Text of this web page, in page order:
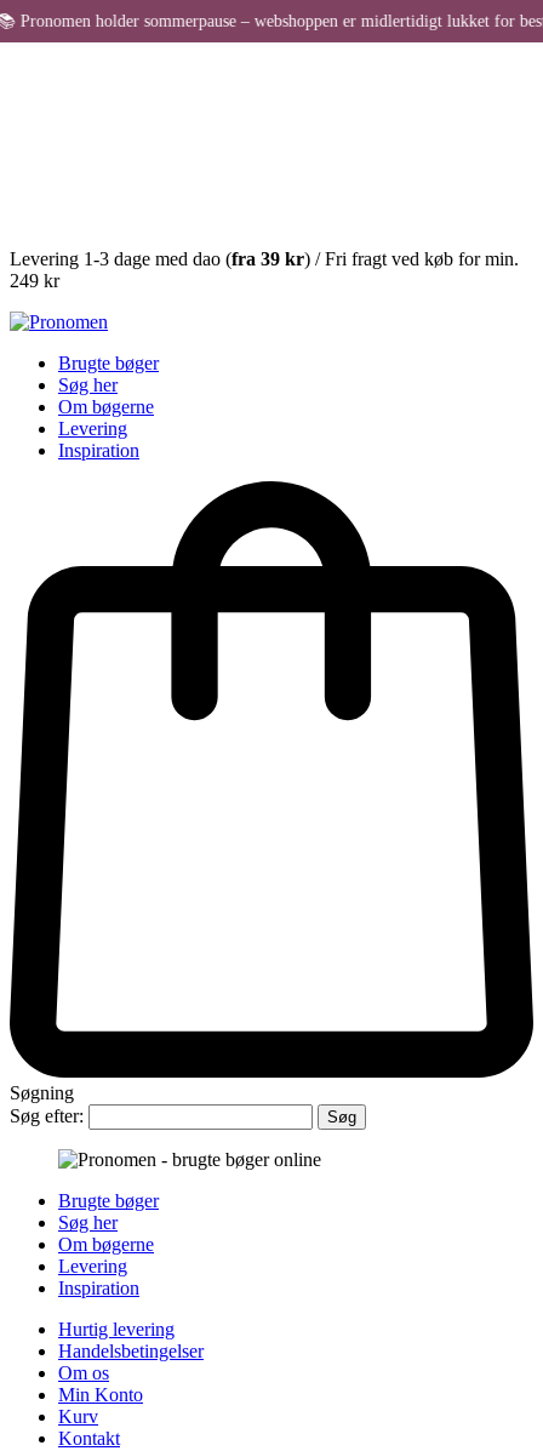
Levering 1-3 dage med dao (fra 39 kr) / Fri fragt ved køb for min.
249 kr
Brugte bøger
Søg her
Om bøgerne
Levering
Inspiration
Søgning
Søg efter:
Brugte bøger
Søg her
Om bøgerne
Levering
Inspiration
Hurtig levering
Handelsbetingelser
Om os
Min Konto
Kurv
Kontakt
holder sommerpause – webshoppen er midlertidigt lukket for